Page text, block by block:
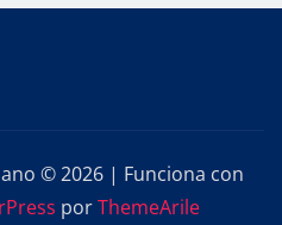
© 2026 | Funciona con
porThemeArile